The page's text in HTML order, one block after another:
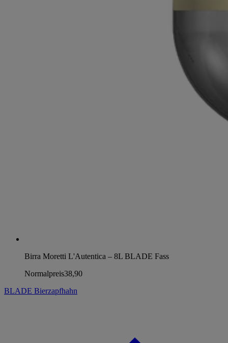
Birra Moretti L'Autentica – 8L BLADE Fass
Normalpreis38,90
BLADE Bierzapfhahn